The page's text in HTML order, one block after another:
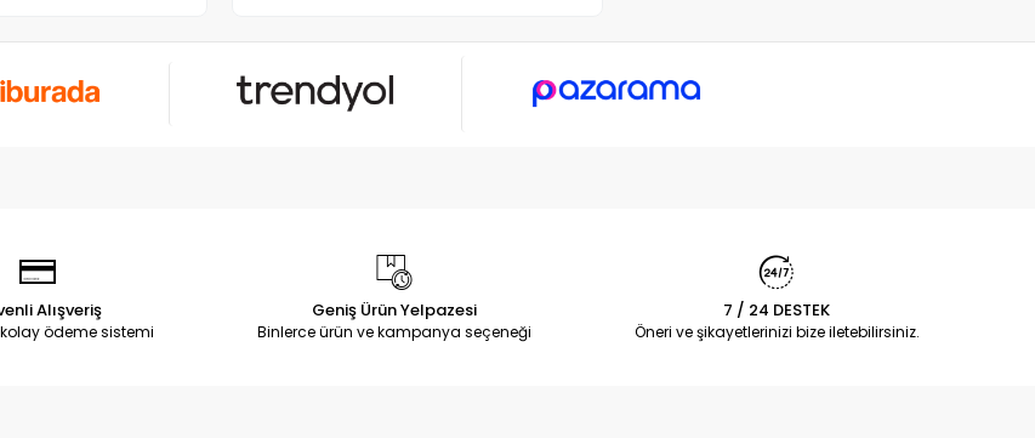
Alışveriş
ödeme sistemi
Geniş Ürün Yelpazesi
Binlerce ürün ve kampanya seçeneği
7 / 24 DESTEK
Öneri ve şikayetlerinizi bize iletebilirsiniz.